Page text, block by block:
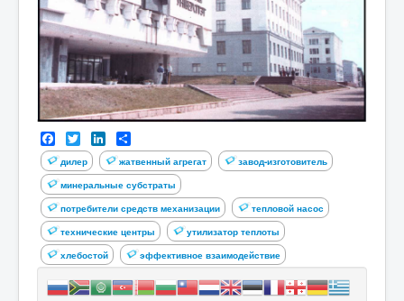
Facebook
TwitterLinkedIn
Share
дилер жатвенный агрегат
завод-изготовитель
минеральные субстраты
потребители средств механизации
тепловой насос
технические центры
утилизатор теплоты
хлебостой
эффективное взаимодействие